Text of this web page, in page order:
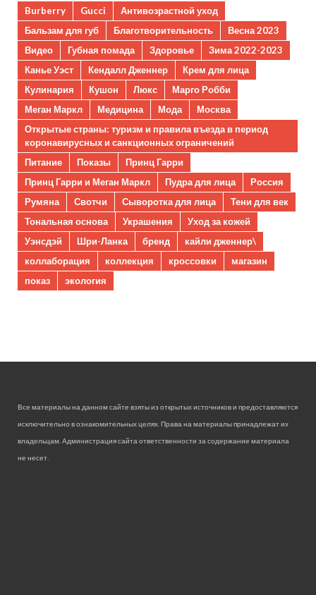
Burberry Gucci
Антивозрастной уход
Бальзам для губ
Благотворительность
Весна 2023
Видео
Губная помада Здоровье
Зима 2022-2023
Канье Уэст
Кендалл Дженнер
Крем для лица
Кулинария
Кушон Люкс
Марго Робби
Меган Маркл
Медицина Мода
Москва
Открытые страны: туризм и правила въезда в период
коронавирусных и санкционных ограничений
Питание
Показы
Принц Гарри
Принц Гарри и Меган Маркл
Пудра для лица
Россия
Румяна
Свотчи Сыворотка для лица
Тени для век
Тональная основа
Украшения
Уход за кожей
Уэнсдэй
Шри-Ланка бренд
кайли дженнер\
коллаборация
коллекция кроссовки
магазин
показ
экология
Все материалы на данном сайте взяты из открытых источников и предоставляются
исключительно в ознакомительных целях. Права на материалы принадлежат их
владельцам. Администрация сайта ответственности за содержание материала
не несет.